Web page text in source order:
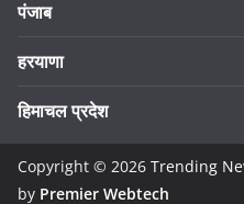
पंजाब
हरयाणा
हिमाचल प्रदेश
Copyright © 2026 Trending
by Premier Webtech